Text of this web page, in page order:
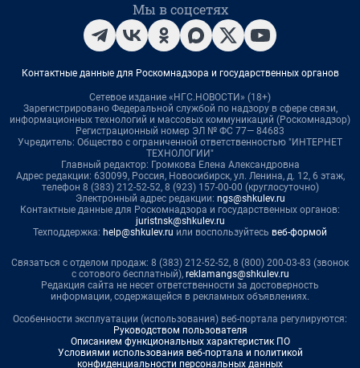
Мы в соцсетях
Контактные данные для Роскомнадзора и государственных органов
Сетевое издание «НГС.НОВОСТИ» (18+)
Зарегистрировано Федеральной службой по надзору в сфере связи,
информационных технологий и массовых коммуникаций (Роскомнадзор)
Регистрационный номер ЭЛ № ФС 77— 84683
Учредитель: Общество с ограниченной ответственностью "ИНТЕРНЕТ
ТЕХНОЛОГИИ"
Главный редактор: Громкова Елена Александровна
Адрес редакции: 630099, Россия, Новосибирск, ул. Ленина, д. 12, 6 этаж,
телефон 8 (383) 212-52-52, 8 (923) 157-00-00 (круглосуточно)
Электронный адрес редакции: ngs@shkulev.ru
Контактные данные для Роскомнадзора и государственных органов:
juristnsk@shkulev.ru
Техподдержка: help@shkulev.ru или воспользуйтесь веб-формой
Связаться с отделом продаж: 8 (383) 212-52-52, 8 (800) 200-03-83 (звонок
с сотового бесплатный), reklamangs@shkulev.ru
Редакция сайта не несет ответственности за достоверность
информации, содержащейся в рекламных объявлениях.
Особенности эксплуатации (использования) веб-портала регулируются:
Руководством пользователя
Описанием функциональных характеристик ПО
Условиями использования веб-портала и политикой
конфиденциальности персональных данных